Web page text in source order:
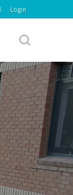
Login